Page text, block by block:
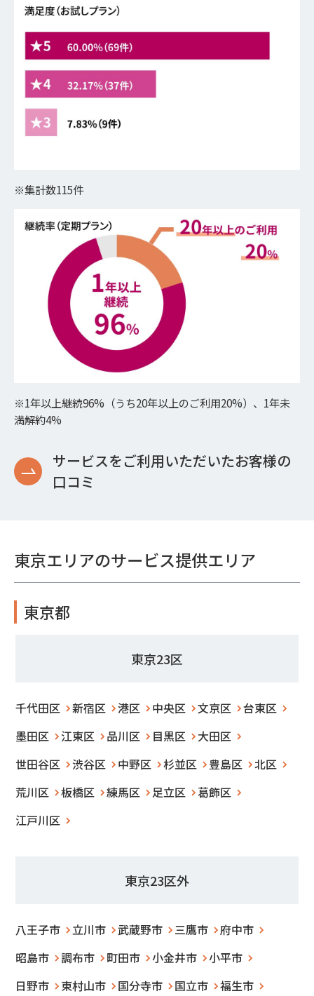
※集計数115件
※1年以上継続96%（うち20年以上のご利用20%）、1年未
満解約4%
サービスをご利用いただいたお客様の
口コミ
東京エリアのサービス提供エリア
東京都
東京23区
千代田区 新宿区 港区 中央区 文京区
台東区
墨田区
江東区 品川区 目黒区
大田区
世田谷区
渋谷区 中野区 杉並区 豊島区
北区
荒川区
板橋区 練馬区 足立区
葛飾区
江戸川区
東京23区外
八王子市 立川市 武蔵野市 三鷹市
府中市
昭島市
調布市 町田市 小金井市
小平市
日野市
東村山市 国分寺市 国立市
福生市